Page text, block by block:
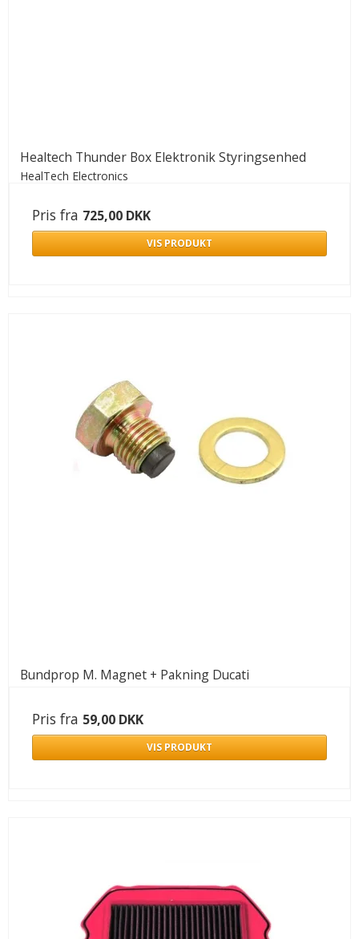
Healtech Thunder Box Elektronik Styringsenhed
HealTech Electronics
Pris fra 725,00 DKK
VIS PRODUKT
Bundprop M. Magnet + Pakning Ducati
Pris fra 59,00 DKK
VIS PRODUKT